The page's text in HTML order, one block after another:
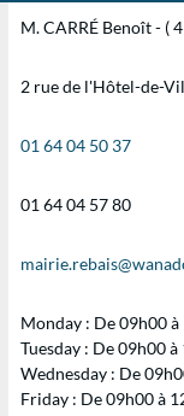
M. CARRÉ Benoît - (
2 rue de l'Hôtel-de-
01 64 04 50 37
01 64 04 57 80
Monday : De 09h00
Tuesday : De 09h00 à
Wednesday : De
Friday : De 09h00 à